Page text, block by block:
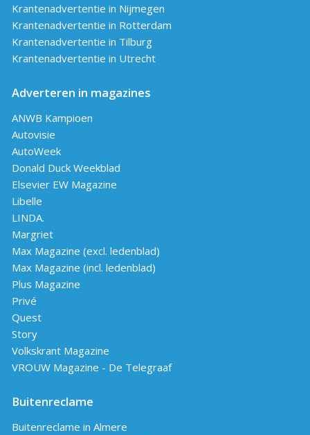
Krantenadvertentie in Nijmegen
Krantenadvertentie in Rotterdam
Krantenadvertentie in Tilburg
Krantenadvertentie in Utrecht
Adverteren in magazines
ANWB Kampioen
Autovisie
AutoWeek
Donald Duck Weekblad
Elsevier EW Magazine
Libelle
LINDA.
Margriet
Max Magazine (excl. ledenblad)
Max Magazine (incl. ledenblad)
Plus Magazine
Privé
Quest
Story
Volkskrant Magazine
VROUW Magazine - De Telegraaf
Buitenreclame
Buitenreclame in Almere